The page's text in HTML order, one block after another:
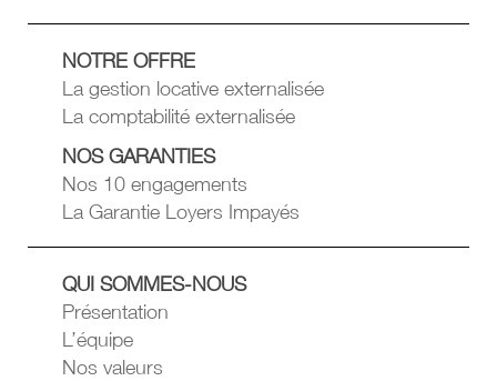
NOTRE OFFRE
La gestion locative externalisée
La comptabilité externalisée
NOS GARANTIES
Nos 10 engagements
La Garantie Loyers Impayés
QUI SOMMES-NOUS
Présentation
L’équipe
Nos valeurs